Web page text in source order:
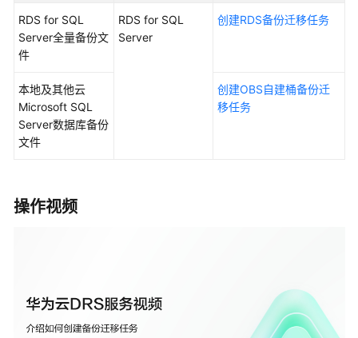
备
工
实
时
同
迁
迁
RDS for SQL
Server全量备份文
件
RDS for SQL
Server
创建RDS备份迁移任务
本地及其他云
Microsoft SQL
Server数据库备份
文件
创建OBS自建桶备份迁
移任务
操作视频